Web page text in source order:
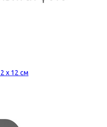
х 12 см